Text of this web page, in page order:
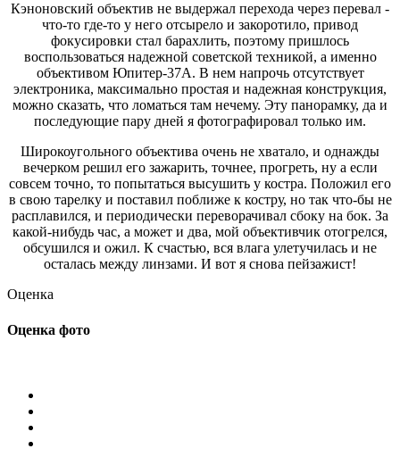
Кэноновский объектив не выдержал перехода через перевал -
что-то где-то у него отсырело и закоротило, привод
фокусировки стал барахлить, поэтому пришлось
воспользоваться надежной советской техникой, а именно
объективом Юпитер-37A. В нем напрочь отсутствует
электроника, максимально простая и надежная конструкция,
можно сказать, что ломаться там нечему. Эту панорамку, да и
последующие пару дней я фотографировал только им.
Широкоугольного объектива очень не хватало, и однажды
вечерком решил его зажарить, точнее, прогреть, ну а если
совсем точно, то попытаться высушить у костра. Положил его
в свою тарелку и поставил поближе к костру, но так что-бы не
расплавился, и периодически переворачивал сбоку на бок. За
какой-нибудь час, а может и два, мой объективчик отогрелся,
обсушился и ожил. К счастью, вся влага улетучилась и не
осталась между линзами. И вот я снова пейзажист!
Оценка
Оценка фото